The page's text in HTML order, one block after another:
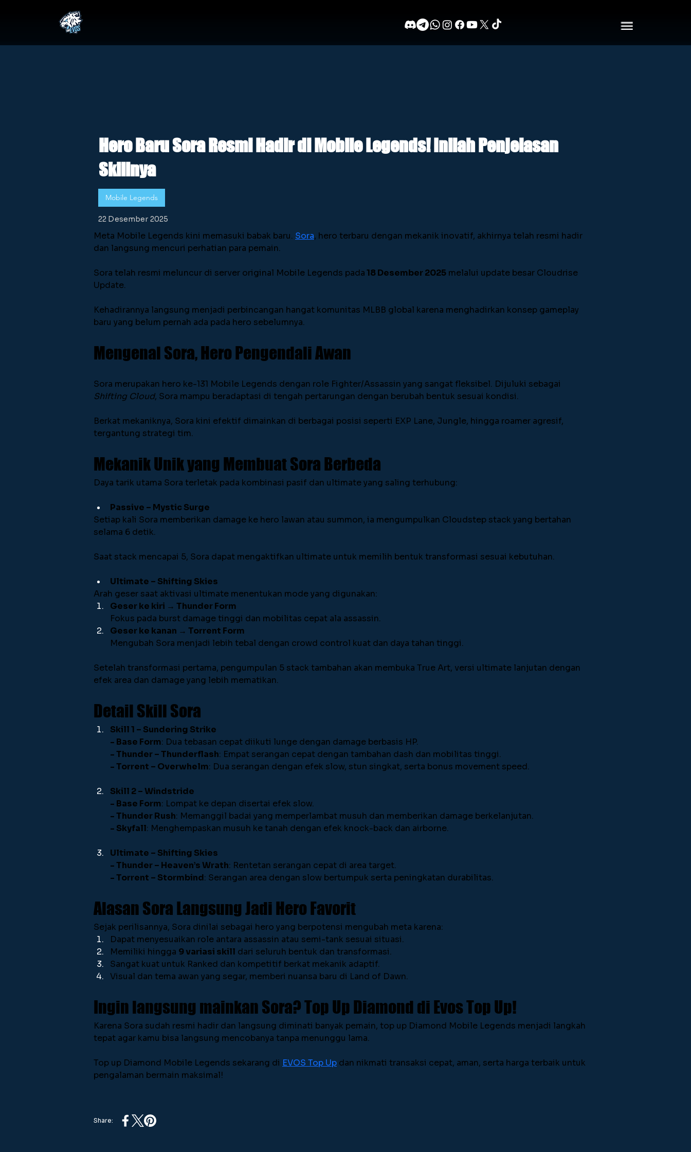
Hero Baru Sora Resmi Hadir di Mobile Legends! Inilah Penjelasan
Skillnya
22 Desember 2025
Meta Mobile Legends kini memasuki babak baru. Sora, hero terbaru dengan mekanik inovatif, akhirnya telah resmi hadir
dan langsung mencuri perhatian para pemain.
Sora telah resmi meluncur di server original Mobile Legends pada 18 Desember 2025 melalui update besar Cloudrise
Update.
Kehadirannya langsung menjadi perbincangan hangat komunitas MLBB global karena menghadirkan konsep gameplay
baru yang belum pernah ada pada hero sebelumnya.
Mengenal Sora, Hero Pengendali Awan
Sora merupakan hero ke-131 Mobile Legends dengan role Fighter/Assassin yang sangat fleksibel. Dijuluki sebagai
Shifting Cloud, Sora mampu beradaptasi di tengah pertarungan dengan berubah bentuk sesuai kondisi.
Berkat mekaniknya, Sora kini efektif dimainkan di berbagai posisi seperti EXP Lane, Jungle, hingga roamer agresif,
tergantung strategi tim.
Mekanik Unik yang Membuat Sora Berbeda
Daya tarik utama Sora terletak pada kombinasi pasif dan ultimate yang saling terhubung:
Passive – Mystic Surge
Setiap kali Sora memberikan damage ke hero lawan atau summon, ia mengumpulkan Cloudstep stack yang bertahan
selama 6 detik.
Saat stack mencapai 5, Sora dapat mengaktifkan ultimate untuk memilih bentuk transformasi sesuai kebutuhan.
Ultimate – Shifting Skies
Arah geser saat aktivasi ultimate menentukan mode yang digunakan:
Geser ke kiri → Thunder Form
Fokus pada burst damage tinggi dan mobilitas cepat ala assassin.
Geser ke kanan → Torrent Form
Mengubah Sora menjadi lebih tebal dengan crowd control kuat dan daya tahan tinggi.
Setelah transformasi pertama, pengumpulan 5 stack tambahan akan membuka True Art, versi ultimate lanjutan dengan
efek area dan damage yang lebih mematikan.
Detail Skill Sora
Skill 1 – Sundering Strike
- Base Form: Dua tebasan cepat diikuti lunge dengan damage berbasis HP.
- Thunder – Thunderflash: Empat serangan cepat dengan tambahan dash dan mobilitas tinggi.
- Torrent – Overwhelm: Dua serangan dengan efek slow, stun singkat, serta bonus movement speed.
Skill 2 – Windstride
- Base Form: Lompat ke depan disertai efek slow.
- Thunder Rush: Memanggil badai yang memperlambat musuh dan memberikan damage berkelanjutan.
- Skyfall: Menghempaskan musuh ke tanah dengan efek knock-back dan airborne.
Ultimate – Shifting Skies
- Thunder – Heaven’s Wrath: Rentetan serangan cepat di area target.
- Torrent – Stormbind: Serangan area dengan slow bertumpuk serta peningkatan durabilitas.
Alasan Sora Langsung Jadi Hero Favorit
Sejak perilisannya, Sora dinilai sebagai hero yang berpotensi mengubah meta karena:
Dapat menyesuaikan role antara assassin atau semi-tank sesuai situasi.
Memiliki hingga 9 variasi skill dari seluruh bentuk dan transformasi.
Sangat kuat untuk Ranked dan kompetitif berkat mekanik adaptif.
Visual dan tema awan yang segar, memberi nuansa baru di Land of Dawn.
Ingin langsung mainkan Sora? Top Up Diamond di Evos Top Up!
Karena Sora sudah resmi hadir dan langsung diminati banyak pemain, top up Diamond Mobile Legends menjadi langkah
tepat agar kamu bisa langsung mencobanya tanpa menunggu lama.
Top up Diamond Mobile Legends sekarang di EVOS Top Up dan nikmati transaksi cepat, aman, serta harga terbaik untuk
pengalaman bermain maksimal!
Mobile Legends
Share: